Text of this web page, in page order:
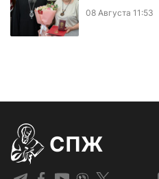
08 Августа 11:53
СПЖ